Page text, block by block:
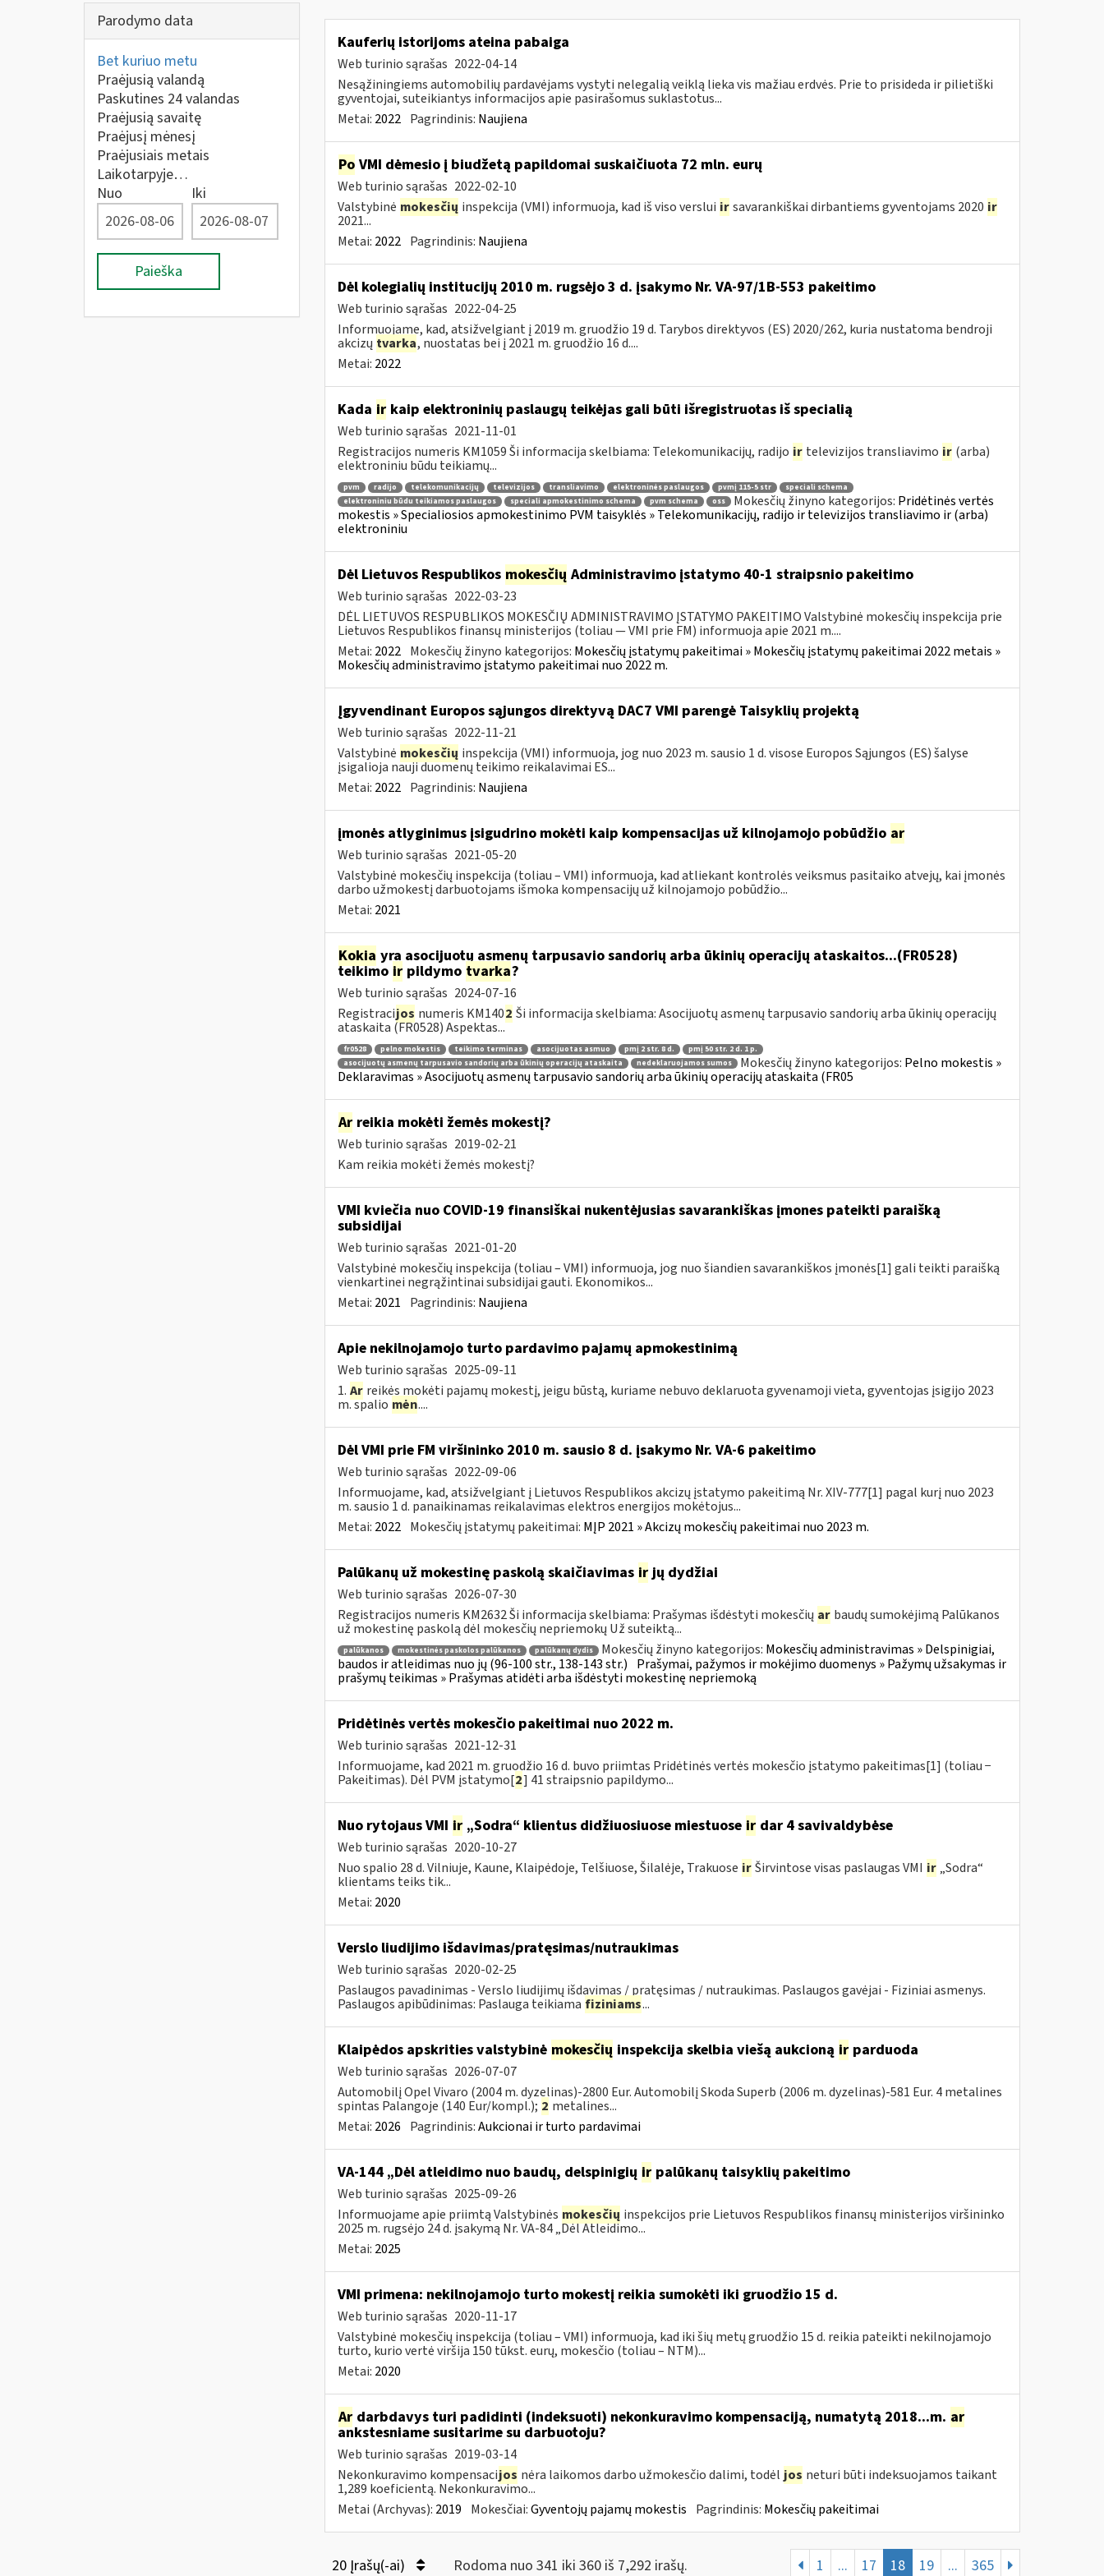
Parodymo data
Bet kuriuo metu
Praėjusią valandą
Paskutines 24 valandas
Praėjusią savaitę
Praėjusį mėnesį
Praėjusiais metais
Laikotarpyje…
Nuo
Iki
Paieška
Kauferių istorijoms ateina pabaiga
Web turinio sąrašas 2022-04-14
Nesąžiningiems automobilių pardavėjams vystyti nelegalią veiklą lieka vis mažiau erdvės. Prie to prisideda ir pilietiški
gyventojai, suteikiantys informacijos apie pasirašomus suklastotus...
Metai: 2022 Pagrindinis: Naujiena
Po VMI dėmesio į biudžetą papildomai suskaičiuota 72 mln. eurų
Web turinio sąrašas 2022-02-10
Valstybinė mokesčių inspekcija (VMI) informuoja, kad iš viso verslui ir savarankiškai dirbantiems gyventojams 2020 ir
2021...
Metai: 2022 Pagrindinis: Naujiena
Dėl kolegialių institucijų 2010 m. rugsėjo 3 d. įsakymo Nr. VA-97/1B-553 pakeitimo
Web turinio sąrašas 2022-04-25
Informuojame, kad, atsižvelgiant į 2019 m. gruodžio 19 d. Tarybos direktyvos (ES) 2020/262, kuria nustatoma bendroji
akcizų tvarka, nuostatas bei į 2021 m. gruodžio 16 d....
Metai: 2022
Kada irkaip elektroninių paslaugų teikėjas gali būti išregistruotas iš specialią
Web turinio sąrašas 2021-11-01
Registracijos numeris KM1059 Ši informacija skelbiama: Telekomunikacijų, radijo ir televizijos transliavimo ir (arba)
elektroniniu būdu teikiamų...
pvm radijo telekomunikacijų televizijos transliavimo elektroninės paslaugos pvmį 115-5 str
speciali schema
elektroniniu būdu teikiamos paslaugos
speciali apmokestinimo schema pvm schema oss Mokesčių žinyno kategorijos: Pridėtinės vertės
mokestis » Specialiosios apmokestinimo PVM taisyklės » Telekomunikacijų, radijo ir televizijos transliavimo ir (arba)
elektroniniu
Dėl Lietuvos Respublikos mokesčių Administravimo įstatymo 40-1 straipsnio pakeitimo
Web turinio sąrašas 2022-03-23
DĖL LIETUVOS RESPUBLIKOS MOKESČIŲ ADMINISTRAVIMO ĮSTATYMO PAKEITIMO Valstybinė mokesčių inspekcija prie
Lietuvos Respublikos finansų ministerijos (toliau — VMI prie FM) informuoja apie 2021 m....
Metai: 2022 Mokesčių žinyno kategorijos: Mokesčių įstatymų pakeitimai » Mokesčių įstatymų pakeitimai 2022 metais »
Mokesčių administravimo įstatymo pakeitimai nuo 2022 m.
Įgyvendinant Europos sąjungos direktyvą DAC7 VMI parengė Taisyklių projektą
Web turinio sąrašas 2022-11-21
Valstybinė mokesčių inspekcija (VMI) informuoja, jog nuo 2023 m. sausio 1 d. visose Europos Sąjungos (ES) šalyse
įsigalioja nauji duomenų teikimo reikalavimai ES...
Metai: 2022 Pagrindinis: Naujiena
įmonės atlyginimus įsigudrino mokėti kaip kompensacijas už kilnojamojo pobūdžio ar
Web turinio sąrašas 2021-05-20
Valstybinė mokesčių inspekcija (toliau – VMI) informuoja, kad atliekant kontrolės veiksmus pasitaiko atvejų, kai įmonės
darbo užmokestį darbuotojams išmoka kompensacijų už kilnojamojo pobūdžio...
Metai: 2021
Kokia yra asocijuotų asmenų tarpusavio sandorių arba ūkinių operacijų ataskaitos...(FR0528)
teikimo irpildymo tvarka?
Web turinio sąrašas 2024-07-16
Registracijos numeris KM1402 Ši informacija skelbiama: Asocijuotų asmenų tarpusavio sandorių arba ūkinių operacijų
ataskaita (FR0528) Aspektas...
fr0528 pelno mokestis teikimo terminas asocijuotas asmuo pmį 2 str. 8 d.
pmį 50 str. 2 d. 1 p.
asocijuotų asmenų tarpusavio sandorių arba ūkinių operacijų ataskaita
nedeklaruojamos sumos Mokesčių žinyno kategorijos: Pelno mokestis »
Deklaravimas » Asocijuotų asmenų tarpusavio sandorių arba ūkinių operacijų ataskaita (FR05
Arreikia mokėti žemės mokestį?
Web turinio sąrašas 2019-02-21
Kam reikia mokėti žemės mokestį?
VMI kviečia nuo COVID-19 finansiškai nukentėjusias savarankiškas įmones pateikti paraišką
subsidijai
Web turinio sąrašas 2021-01-20
Valstybinė mokesčių inspekcija (toliau – VMI) informuoja, jog nuo šiandien savarankiškos įmonės[1] gali teikti paraišką
vienkartinei negrąžintinai subsidijai gauti. Ekonomikos...
Metai: 2021 Pagrindinis: Naujiena
Apie nekilnojamojo turto pardavimo pajamų apmokestinimą
Web turinio sąrašas 2025-09-11
1. Ar reikės mokėti pajamų mokestį, jeigu būstą, kuriame nebuvo deklaruota gyvenamoji vieta, gyventojas įsigijo 2023
m. spalio mėn....
Dėl VMI prie FM viršininko 2010 m. sausio 8 d. įsakymo Nr. VA-6 pakeitimo
Web turinio sąrašas 2022-09-06
Informuojame, kad, atsižvelgiant į Lietuvos Respublikos akcizų įstatymo pakeitimą Nr. XIV-777[1] pagal kurį nuo 2023
m. sausio 1 d. panaikinamas reikalavimas elektros energijos mokėtojus...
Metai: 2022 Mokesčių įstatymų pakeitimai: MĮP 2021 » Akcizų mokesčių pakeitimai nuo 2023 m.
Palūkanų už mokestinę paskolą skaičiavimas irjų dydžiai
Web turinio sąrašas 2026-07-30
Registracijos numeris KM2632 Ši informacija skelbiama: Prašymas išdėstyti mokesčių ar baudų sumokėjimą Palūkanos
už mokestinę paskolą dėl mokesčių nepriemokų Už suteiktą...
palūkanos mokestinės paskolos palūkanos palūkanų dydis Mokesčių žinyno kategorijos: Mokesčių administravimas » Delspinigiai,
baudos ir atleidimas nuo jų (96-100 str., 138-143 str.) Prašymai, pažymos ir mokėjimo duomenys » Pažymų užsakymas ir
prašymų teikimas » Prašymas atidėti arba išdėstyti mokestinę nepriemoką
Pridėtinės vertės mokesčio pakeitimai nuo 2022 m.
Web turinio sąrašas 2021-12-31
Informuojame, kad 2021 m. gruodžio 16 d. buvo priimtas Pridėtinės vertės mokesčio įstatymo pakeitimas[1] (toliau −
Pakeitimas). Dėl PVM įstatymo[2] 41 straipsnio papildymo...
Nuo rytojaus VMI ir„Sodra“ klientus didžiuosiuose miestuose irdar 4 savivaldybėse
Web turinio sąrašas 2020-10-27
Nuo spalio 28 d. Vilniuje, Kaune, Klaipėdoje, Telšiuose, Šilalėje, Trakuose ir Širvintose visas paslaugas VMI ir „Sodra“
klientams teiks tik...
Metai: 2020
Verslo liudijimo išdavimas/pratęsimas/nutraukimas
Web turinio sąrašas 2020-02-25
Paslaugos pavadinimas - Verslo liudijimų išdavimas / pratęsimas / nutraukimas. Paslaugos gavėjai - Fiziniai asmenys.
Paslaugos apibūdinimas: Paslauga teikiama fiziniams...
Klaipėdos apskrities valstybinė mokesčių inspekcija skelbia viešą aukcioną irparduoda
Web turinio sąrašas 2026-07-07
Automobilį Opel Vivaro (2004 m. dyzelinas)-2800 Eur. Automobilį Skoda Superb (2006 m. dyzelinas)-581 Eur. 4 metalines
spintas Palangoje (140 Eur/kompl.); 2 metalines...
Metai: 2026 Pagrindinis:Aukcionai ir turto pardavimai
VA-144 „Dėl atleidimo nuo baudų, delspinigių irpalūkanų taisyklių pakeitimo
Web turinio sąrašas 2025-09-26
Informuojame apie priimtą Valstybinės mokesčių inspekcijos prie Lietuvos Respublikos finansų ministerijos viršininko
2025 m. rugsėjo 24 d. įsakymą Nr. VA-84 „Dėl Atleidimo...
Metai: 2025
VMI primena: nekilnojamojo turto mokestį reikia sumokėti iki gruodžio 15 d.
Web turinio sąrašas 2020-11-17
Valstybinė mokesčių inspekcija (toliau – VMI) informuoja, kad iki šių metų gruodžio 15 d. reikia pateikti nekilnojamojo
turto, kurio vertė viršija 150 tūkst. eurų, mokesčio (toliau – NTM)...
Metai: 2020
Ardarbdavys turi padidinti (indeksuoti) nekonkuravimo kompensaciją, numatytą 2018...m. ar
ankstesniame susitarime su darbuotoju?
Web turinio sąrašas 2019-03-14
Nekonkuravimo kompensacijos nėra laikomos darbo užmokesčio dalimi, todėl jos neturi būti indeksuojamos taikant
1,289 koeficientą. Nekonkuravimo...
Metai (Archyvas): 2019 Mokesčiai:Gyventojų pajamų mokestis Pagrindinis: Mokesčių pakeitimai
20 Įrašų(-ai) Rodoma nuo 341 iki 360 iš 7,292 irašų. 1 ... 17 18 19 ... 365